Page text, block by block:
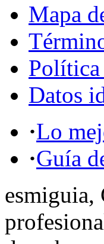
Mapa
Datos
·Lo
·Guía
esmiguia,